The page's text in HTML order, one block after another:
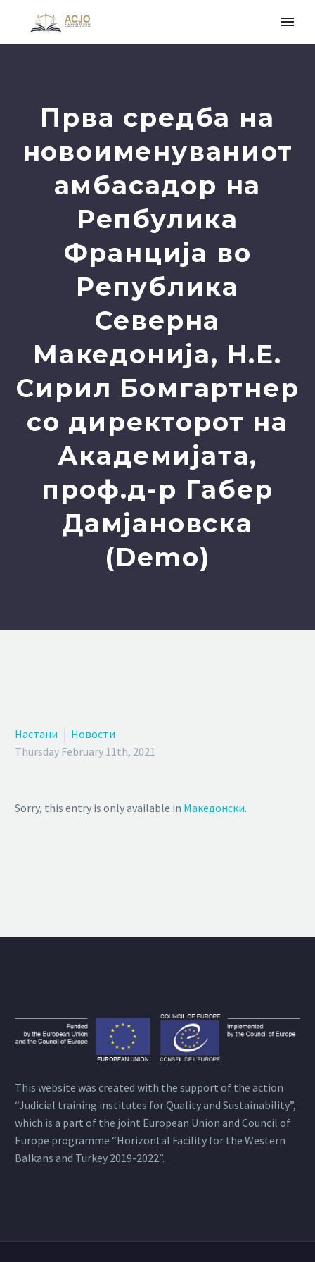
Прва средба на
новoименуваниот
амбасадор на
Репбулика
Франција во
Република
Северна
Македонија, Н.Е.
Сирил Бoмгартнер
со директорот на
Академијата,
проф.д-р Габер
Дамјановска
(Demo)
Настани
Новости
Thursday February 11th, 2021
Sorry, this entry is only available in Македонски.
This website was created with the support of the action
“Judicial training institutes for Quality and Sustainability”,
which is a part of the joint European Union and Council of
Europe programme “Horizontal Facility for the Western
Balkans and Turkey 2019-2022”.